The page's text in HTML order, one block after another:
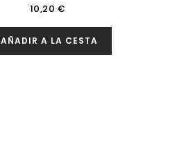
Precio
10,20 €
AÑADIR A LA CESTA